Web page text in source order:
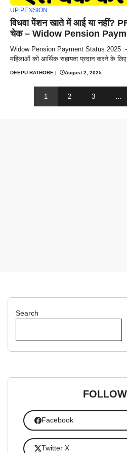
UP PENSION
विधवा पेंशन खाते में आई या नहीं?
चेक – Widow Pension
Widow Pension Payment Status 2025 :-
महिलाओं को आर्थिक सहायता प्रदान करने के लिए
DEEPU RATHORE | August 2, 2025
1 2 3
Search
Facebook
Twitter X